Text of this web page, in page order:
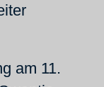
am 11.